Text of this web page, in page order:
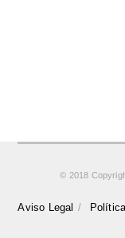
© 2018
Aviso Legal